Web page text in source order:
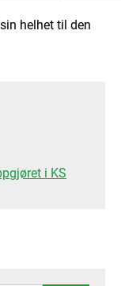
helhet til den
i KS